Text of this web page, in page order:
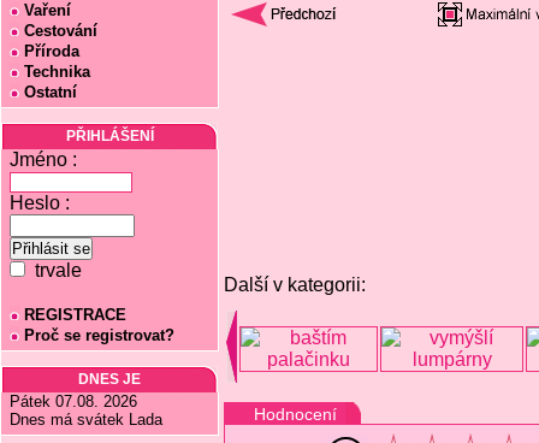
Vaření
Cestování
Příroda
Technika
Ostatní
PŘIHLÁŠENÍ
Jméno :
Heslo :
trvale
REGISTRACE
Proč se registrovat?
DNES JE
Pátek 07.08. 2026
Dnes má svátek Lada
Další v kategorii:
Hodnocení